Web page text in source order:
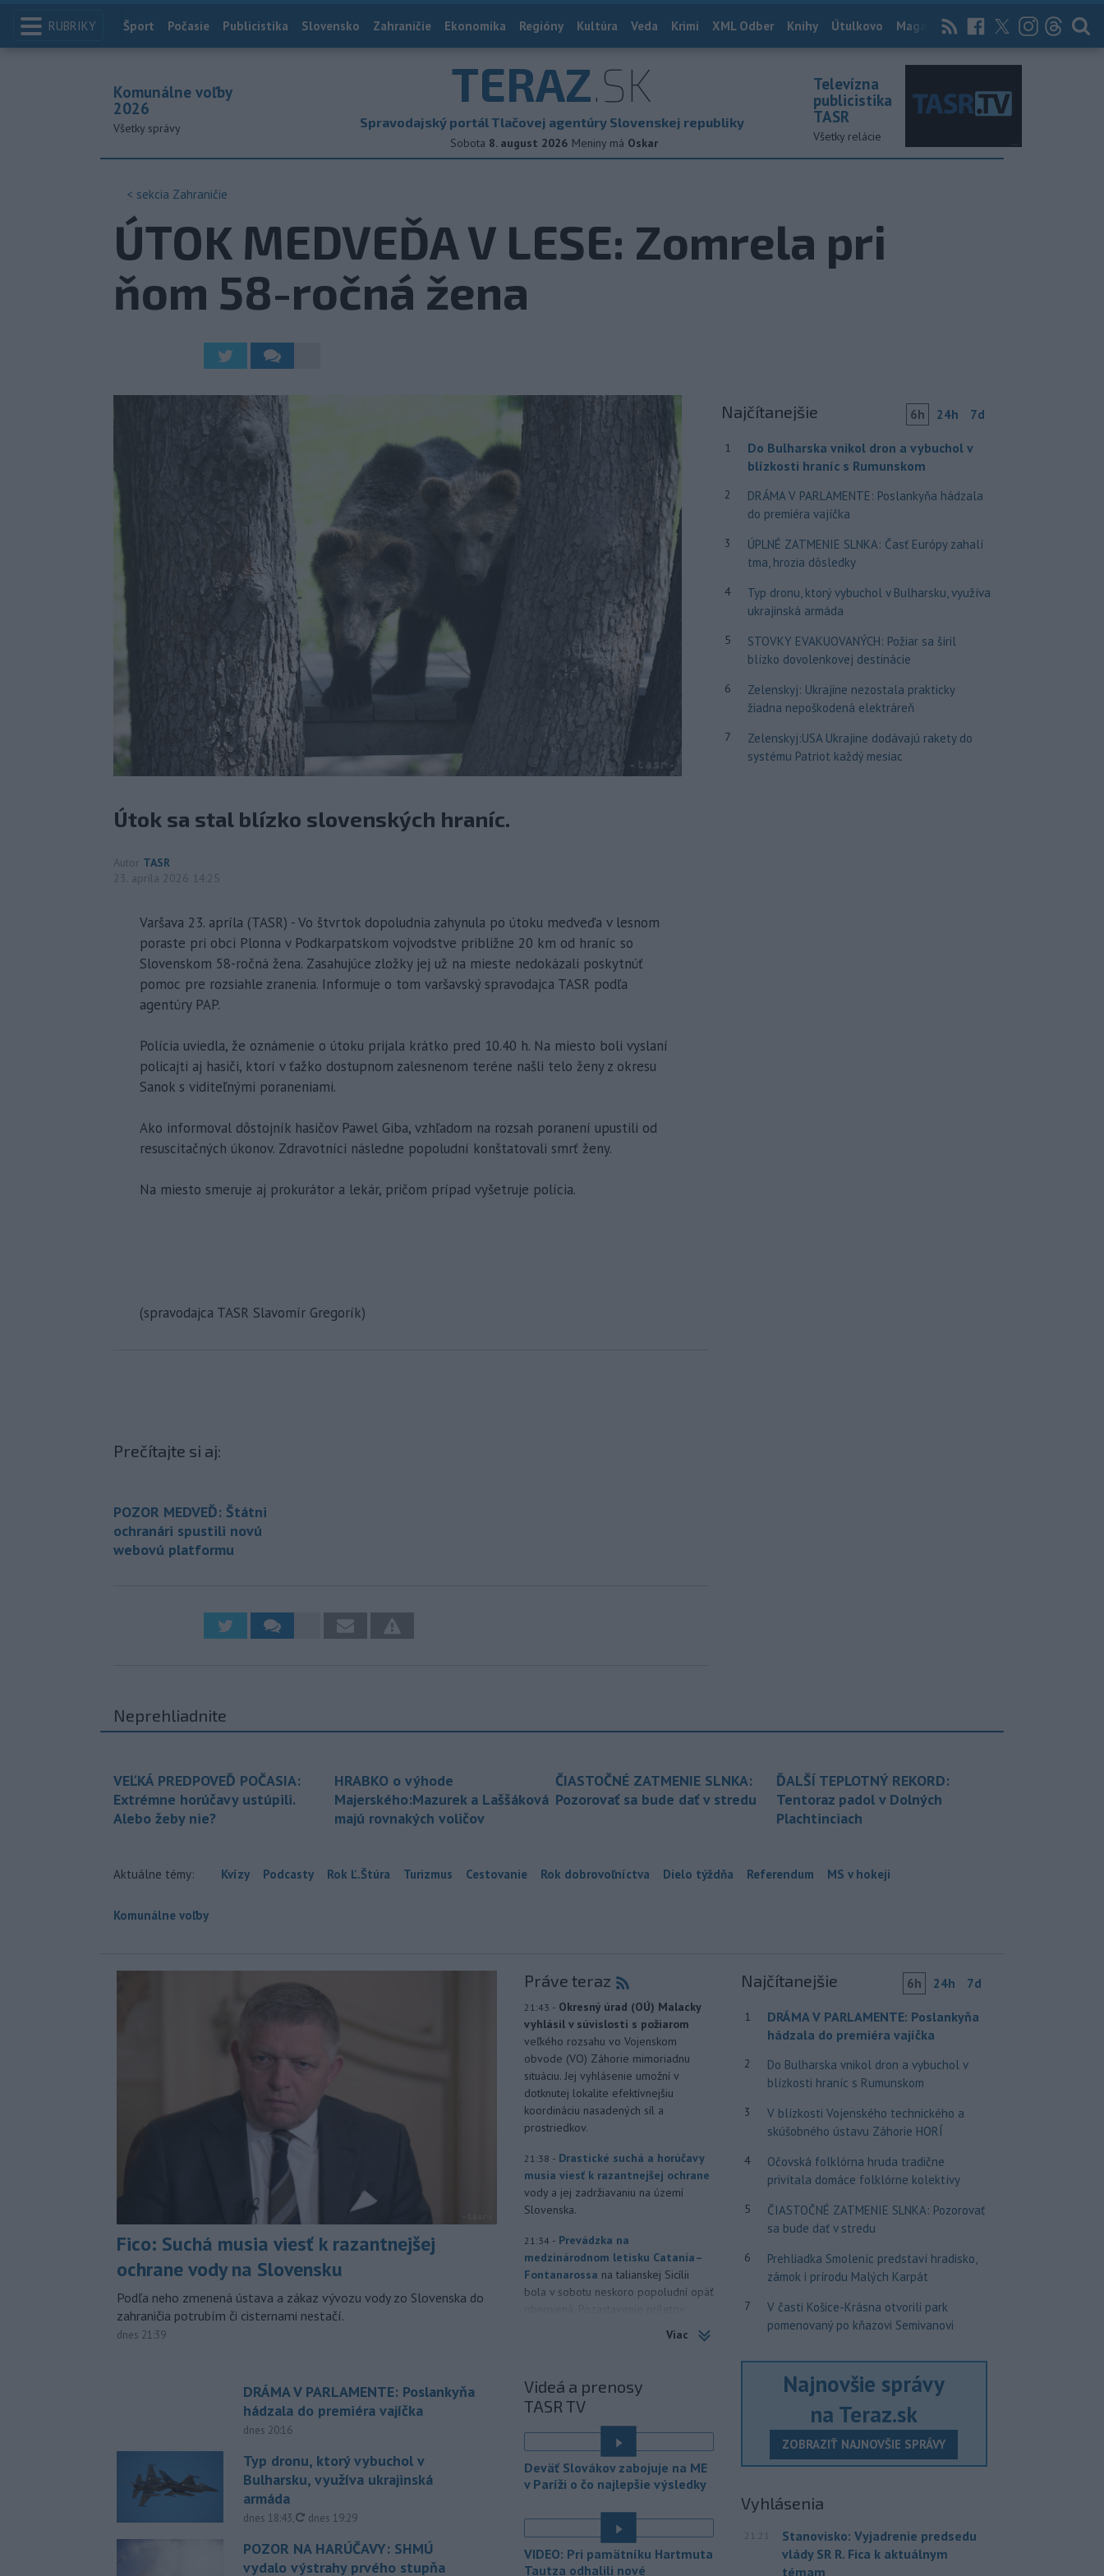
RUBRIKY Index
Šport Počasie Publicistika Slovensko Zahraničie Ekonomika Regióny Kultúra Veda Krimi XML Odber Knihy Útulkovo Magazín News Now Archív
TERAZ.SK
Spravodajský portál Tlačovej agentúry Slovenskej republiky
Sobota 8. august 2026 Meniny má Oskar
Komunálne voľby
2026
Všetky správy
Televízna
publicistika
TASR
Všetky relácie
< sekcia Zahraničie
ÚTOK MEDVEĎA V LESE: Zomrela pri
ňom 58-ročná žena
Útok sa stal blízko slovenských hraníc.
Autor TASR
23. apríla 2026 14:25
Varšava 23. apríla (TASR) - Vo štvrtok dopoludnia zahynula po útoku medveďa v lesnom
poraste pri obci Plonna v Podkarpatskom vojvodstve približne 20 km od hraníc so
Slovenskom 58-ročná žena. Zasahujúce zložky jej už na mieste nedokázali poskytnúť
pomoc pre rozsiahle zranenia. Informuje o tom varšavský spravodajca TASR podľa
agentúry PAP.
Polícia uviedla, že oznámenie o útoku prijala krátko pred 10.40 h. Na miesto boli vyslaní
policajti aj hasiči, ktorí v ťažko dostupnom zalesnenom teréne našli telo ženy z okresu
Sanok s viditeľnými poraneniami.
Ako informoval dôstojník hasičov Pawel Giba, vzhľadom na rozsah poranení upustili od
resuscitačných úkonov. Zdravotníci následne popoludní konštatovali smrť ženy.
Na miesto smeruje aj prokurátor a lekár, pričom prípad vyšetruje polícia.
(spravodajca TASR Slavomír Gregorík)
Prečítajte si aj:
POZOR MEDVEĎ: Štátni
ochranári spustili novú
webovú platformu
Najčítanejšie 6h 24h 7d
1
Do Bulharska vnikol dron a vybuchol v
blízkosti hraníc s Rumunskom
2
DRÁMA V PARLAMENTE: Poslankyňa hádzala
do premiéra vajíčka
3
ÚPLNÉ ZATMENIE SLNKA: Časť Európy zahalí
tma, hrozia dôsledky
4
Typ dronu, ktorý vybuchol v Bulharsku, využíva
ukrajinská armáda
5
STOVKY EVAKUOVANÝCH: Požiar sa šíril
blízko dovolenkovej destinácie
6
Zelenskyj: Ukrajine nezostala prakticky
žiadna nepoškodená elektráreň
7
Zelenskyj:USA Ukrajine dodávajú rakety do
systému Patriot každý mesiac
Neprehliadnite
VEĽKÁ PREDPOVEĎ POČASIA:
Extrémne horúčavy ustúpili.
Alebo žeby nie?
HRABKO o výhode
Majerského:Mazurek a Laššáková
majú rovnakých voličov
ČIASTOČNÉ ZATMENIE SLNKA:
Pozorovať sa bude dať v stredu
ĎALŠÍ TEPLOTNÝ REKORD:
Tentoraz padol v Dolných
Plachtinciach
Aktuálne témy: Kvízy Podcasty Rok Ľ.Štúra Turizmus Cestovanie Rok dobrovoľníctva Dielo týždňa Referendum MS v hokeji
Komunálne voľby
Fico: Suchá musia viesť k razantnejšej
ochrane vody na Slovensku
Podľa neho zmenená ústava a zákaz vývozu vody zo Slovenska do
zahraničia potrubím či cisternami nestačí.
dnes 21:39
DRÁMA V PARLAMENTE: Poslankyňa
hádzala do premiéra vajíčka
dnes 20:16
Typ dronu, ktorý vybuchol v
Bulharsku, využíva ukrajinská
armáda
dnes 18:43, aktualizované
dnes 19:29
POZOR NA HARÚČAVY: SHMÚ
vydalo výstrahy prvého stupňa
Práve teraz
21:43 - Okresný úrad (OÚ) Malacky
vyhlásil v súvislosti s požiarom
veľkého rozsahu vo Vojenskom
obvode (VO) Záhorie mimoriadnu
situáciu. Jej vyhlásenie umožní v
dotknutej lokalite efektívnejšiu
koordináciu nasadených síl a
prostriedkov.
21:38 - Drastické suchá a horúčavy
musia viesť k razantnejšej ochrane
vody a jej zadržiavaniu na území
Slovenska.
21:34 - Prevádzka na
medzinárodnom letisku Catania–
Fontanarossa na talianskej Sicílii
bola v sobotu neskoro popoludní opäť
destabilizujúcich aktivít
spornej plytčiny Scarborough Shoal v
Juhočínskom mori.
- Požiar lesného porastu vo
Vojenskom obvode (VO) Záhorie
neďalekoSenice sa v sobotu
20:15 - Kosovský parlament musel
prerušiť zasadnutie po tom, ako
Viac
Videá a prenosy
TASR TV
Deväť Slovákov zabojuje na ME
v Paríži o čo najlepšie výsledky
VIDEO: Pri pamätníku Hartmuta
Tautza odhalili nové
Najčítanejšie 6h 24h 7d
1
DRÁMA V PARLAMENTE: Poslankyňa
hádzala do premiéra vajíčka
2
Do Bulharska vnikol dron a vybuchol v
blízkosti hraníc s Rumunskom
3
V blízkosti Vojenského technického a
skúšobného ústavu Záhorie HORÍ
4
Očovská folklórna hruda tradične
privítala domáce folklórne kolektívy
5
ČIASTOČNÉ ZATMENIE SLNKA: Pozorovať
sa bude dať v stredu
6
Prehliadka Smoleníc predstaví hradisko,
zámok i prírodu Malých Karpát
7
V časti Košice-Krásna otvorili park
pomenovaný po kňazovi Semivanovi
Najnovšie správy
na Teraz.sk
ZOBRAZIŤ NAJNOVŠIE SPRÁVY
Vyhlásenia
21:21
Stanovisko: Vyjadrenie predsedu
vlády SR R. Fica k aktuálnym
témam